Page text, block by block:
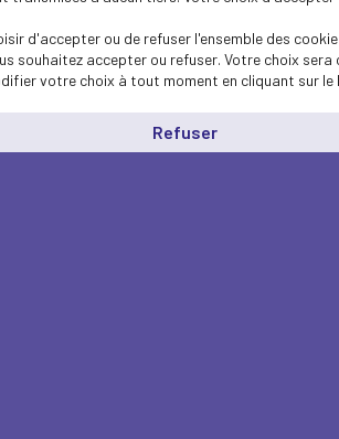
d'accepter ou de refuser l'ensemble des
souhaitez accepter ou refuser. Votre choix
votre choix à tout moment en cliquant sur le
Refuser